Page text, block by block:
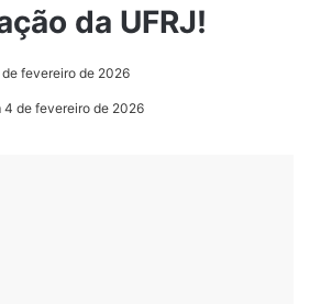
da UFRJ!
fevereiro de 2026
de fevereiro de 2026